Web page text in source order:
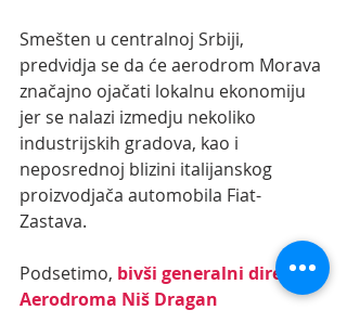
Smešten u centralnoj Srbiji,
predvidja se da će aerodrom Morava
značajno ojačati lokalnu ekonomiju
jer se nalazi izmedju nekoliko
industrijskih gradova, kao i
neposrednoj blizini italijanskog
proizvodjača automobila Fiat-
Zastava.
Podsetimo, bivši generalni direktor
Aerodroma Niš Dragan